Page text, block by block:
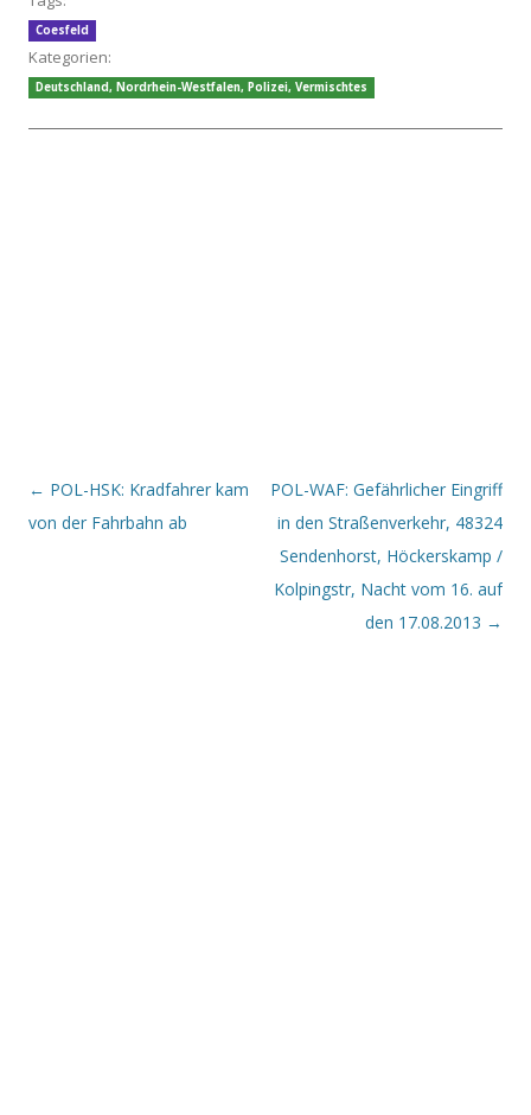
Coesfeld
Kategorien:
Deutschland, Nordrhein-Westfalen, Polizei, Vermischtes
Beitrags-Navigation
← POL-HSK: Kradfahrer kam
von der Fahrbahn ab
POL-WAF: Gefährlicher Eingriff
in den Straßenverkehr, 48324
Sendenhorst, Höckerskamp /
Kolpingstr, Nacht vom 16. auf
den 17.08.2013 →